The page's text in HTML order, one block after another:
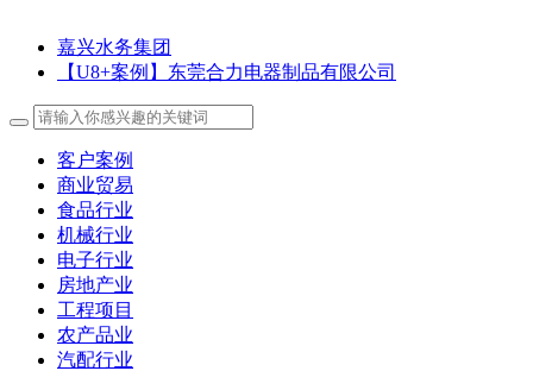
嘉兴水务集团
【U8+案例】东莞合力电器制品有限公司
客户案例
商业贸易
食品行业
机械行业
电子行业
房地产业
工程项目
农产品业
汽配行业